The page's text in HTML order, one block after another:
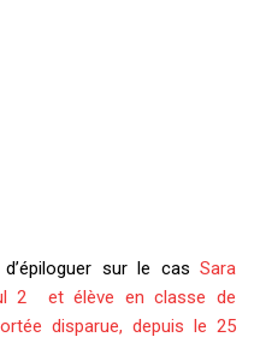
sur le cas Sara
2 et élève en classe de
disparue, depuis le 25